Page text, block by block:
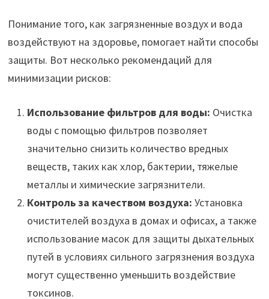
Понимание того, как загрязненные воздух и вода
воздействуют на здоровье, помогает найти способы
защиты. Вот несколько рекомендаций для
минимизации рисков:
Использование фильтров для воды: Очистка
воды с помощью фильтров позволяет
значительно снизить количество вредных
веществ, таких как хлор, бактерии, тяжелые
металлы и химические загрязнители.
Контроль за качеством воздуха: Установка
очистителей воздуха в домах и офисах, а также
использование масок для защиты дыхательных
путей в условиях сильного загрязнения воздуха
могут существенно уменьшить воздействие
токсинов.